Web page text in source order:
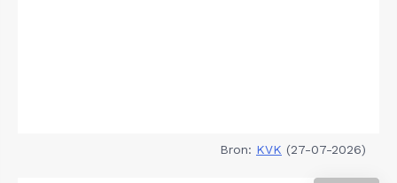
Bron: KVK (27-07-2026)